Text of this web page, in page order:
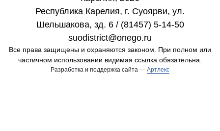
Республика Карелия, г. Cуоярви, ул.
Шельшакова, зд. 6 / (81457) 5-14-50
suodistrict@onego.ru
Все права защищены и охраняются законом. При полном или
частичном использовании видимая ссылка обязательна.
Разработка и поддержка сайта — Артлекс